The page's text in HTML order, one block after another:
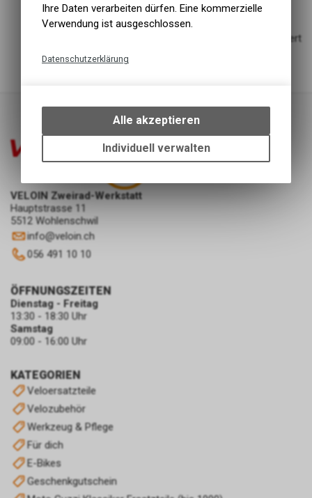
Jeder einzelne Schlauch wird auf seine Luftdichtigkeit
geprüft, bevor er die Fabrik verlässt
Die Schläuche werden einzeln in Metallformen vulkanisiert
Einfach und schnell zu montieren
VELOIN Zweirad-Werkstatt
Hauptstrasse 11
5512 Wohlenschwil
info@veloin.ch
056 491 10 10
KATEGORIEN
Veloersatzteile
Velozubehör
Werkzeug & Pflege
Für dich
E-Bikes
Geschenkgutschein
ÖFFNUNGSZEITEN
Dienstag - Freitag
13:30 - 18:30 Uhr
Samstag
09:00 - 16:00 Uhr
Ihre Daten verarbeiten dürfen. Eine kommerzielle
Verwendung ist ausgeschlossen.
Datenschutzerklärung
bestimmte Interaktionen und
Einstellungen auf Ihrem Gerät,
um die grundlegenden
Funktionen unseres Online-
des Warenkorbs, zu
ermöglichen. Bitte beachten Sie,
Alle akzeptieren
Individuell verwalten